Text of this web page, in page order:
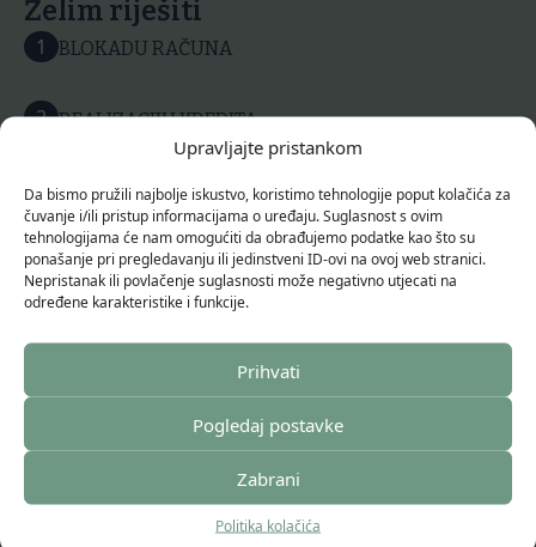
Upravljajte pristankom
Da bismo pružili najbolje iskustvo, koristimo tehnologije poput kolačića za
čuvanje i/ili pristup informacijama o uređaju. Suglasnost s ovim
tehnologijama će nam omogućiti da obrađujemo podatke kao što su
ponašanje pri pregledavanju ili jedinstveni ID-ovi na ovoj web stranici.
Nepristanak ili povlačenje suglasnosti može negativno utjecati na
određene karakteristike i funkcije.
Prihvati
Zabrani
Pogledaj postavke
Politika kolačića
Želim riješiti
1 BLOKADU RAČUNA
2 REALIZACIJU KREDITA
3 REFINANCIRANJE KREDITA
4 KREDIT ZA BLOKIRANE
Pošaljite upit
Savjetovanje je potpuno besplatno.
info@beonsavjetovanje.hr